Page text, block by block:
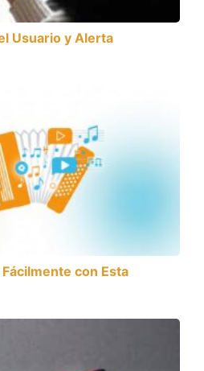
Usuario y Alerta
con Esta